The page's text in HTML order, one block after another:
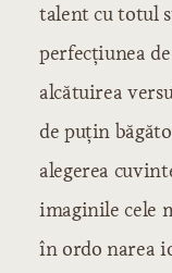
talent cu totul
perfecţiunea
alcătuirea
de puţin
alegerea
imaginile cele
în ordo narea